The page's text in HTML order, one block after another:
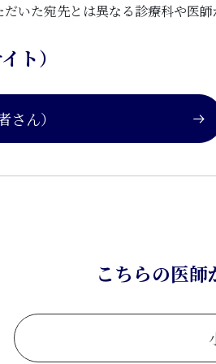
いた宛先とは異なる診療科や医師
ト）
さん）
こちらの医